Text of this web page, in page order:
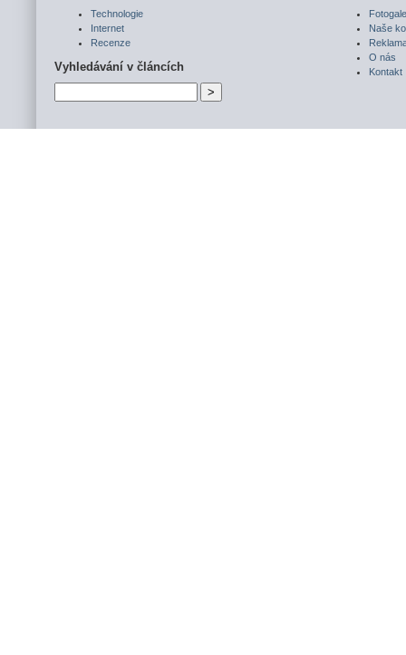
Technologie
Internet
Recenze
Vyhledávání v článcích
Naše
O nás
Kontakt